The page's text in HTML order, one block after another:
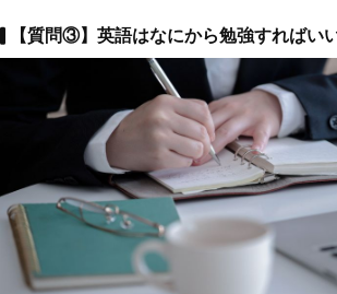
【質問③】英語はなにから勉強すればい